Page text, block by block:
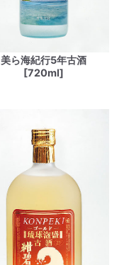
美ら海紀行5年古酒
[720ml]